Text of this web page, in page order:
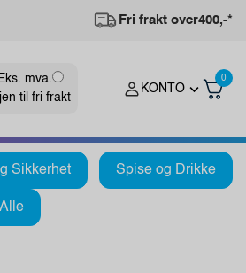
Fri frakt over400,-*
Eks. mva.
til fri frakt
KONTO
0
Sikkerhet Spise og Drikke
Alle